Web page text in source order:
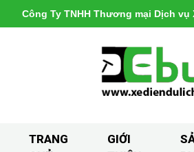
Công Ty TNHH Thương mại Dịch
TRANG
GIỚI